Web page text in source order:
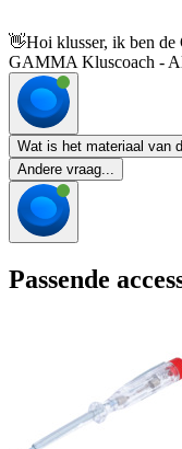
👋Hoi klusser, ik ben
GAMMA Kluscoach -
Wat is het materiaal van
Andere vraag...
Passende